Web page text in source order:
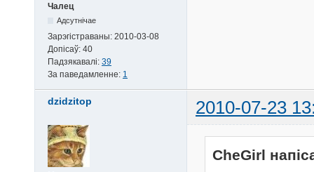
Чалец
Адсутнічае
Зарэгістраваны: 2010-03-08
Допісаў: 40
Падзякавалі: 39
За паведамленне: 1
dzidzitop 2010-07-23
CheGirl